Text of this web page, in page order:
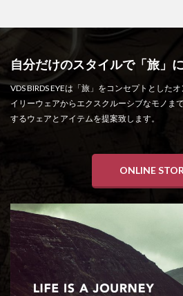
自分だけのスタイルで「旅」に
VDS BIRDS EYEは「旅」をコンセプトとした
イリーウェアからエクスクルーシブなモノま
するウェアとアイテムを提案致します。
ONLINE